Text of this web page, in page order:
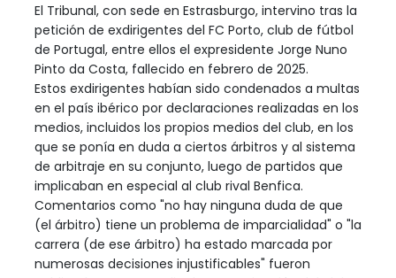
El Tribunal, con sede en Estrasburgo, intervino tras la
petición de exdirigentes del FC Porto, club de fútbol
de Portugal, entre ellos el expresidente Jorge Nuno
Pinto da Costa, fallecido en febrero de 2025.
Estos exdirigentes habían sido condenados a multas
en el país ibérico por declaraciones realizadas en los
medios, incluidos los propios medios del club, en los
que se ponía en duda a ciertos árbitros y al sistema
de arbitraje en su conjunto, luego de partidos que
implicaban en especial al club rival Benfica.
Comentarios como "no hay ninguna duda de que
(el árbitro) tiene un problema de imparcialidad" o "la
carrera (de ese árbitro) ha estado marcada por
numerosas decisiones injustificables" fueron